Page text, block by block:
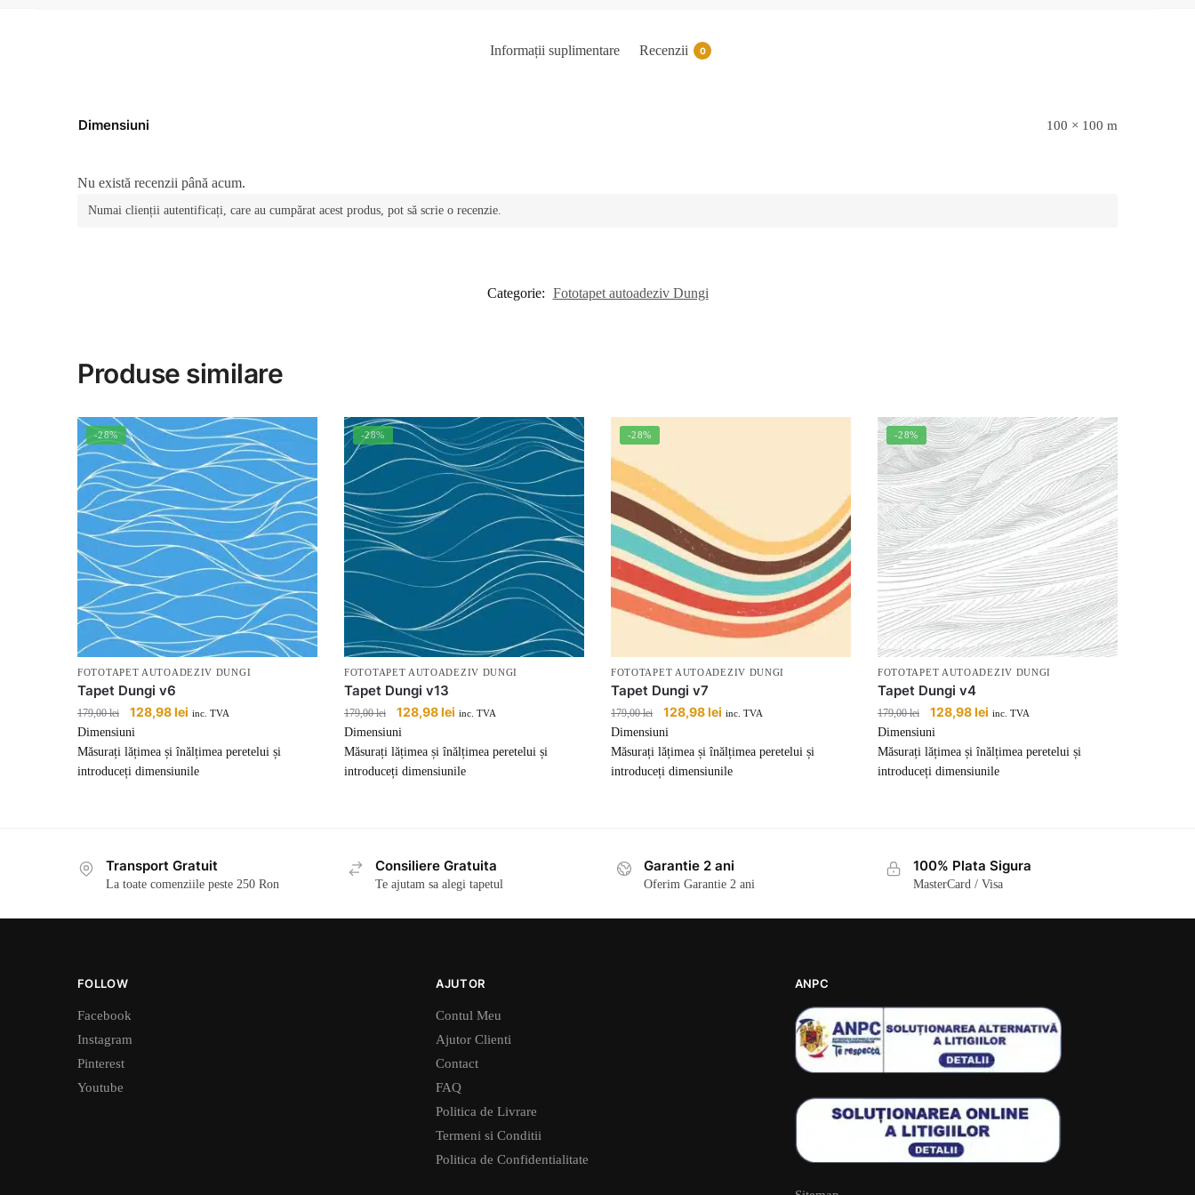
Informații suplimentare Recenzii 0
Dimensiuni 100 × 100 m
Nu există recenzii până acum.
Numai clienții autentificați, care au cumpărat acest produs, pot să scrie o recenzie.
Categorie: Fototapet autoadeziv Dungi
Produse similare
-28%
FOTOTAPET AUTOADEZIV DUNGI
Tapet Dungi v6
179,00lei
Prețul
inițial
a
fost:
128,98lei Prețul
este:
128,98 lei.
inc. TVA
Dimensiuni
Măsurați lățimea și înălțimea peretelui și
introduceți dimensiunile
-28%
FOTOTAPET AUTOADEZIV DUNGI
Tapet Dungi v13
179,00lei
Prețul
inițial
a
fost:
128,98lei Prețul
este:
128,98 lei.
inc. TVA
Dimensiuni
Măsurați lățimea și înălțimea peretelui și
introduceți dimensiunile
-28%
FOTOTAPET AUTOADEZIV DUNGI
Tapet Dungi v7
179,00lei
Prețul
inițial
a
fost:
128,98leiPrețul
este:
128,98 lei.
inc. TVA
Dimensiuni
Măsurați lățimea și înălțimea peretelui și
introduceți dimensiunile
-28%
FOTOTAPET AUTOADEZIV DUNGI
Tapet Dungi v4
179,00lei
Prețul
inițial
a
fost:
128,98leiPrețul
este:
128,98 lei.
inc. TVA
Dimensiuni
Măsurați lățimea și înălțimea peretelui și
introduceți dimensiunile
Transport Gratuit
La toate comenziile peste 250 Ron
Consiliere Gratuita
Te ajutam sa alegi tapetul
Garantie 2 ani
Oferim Garantie 2 ani
100% Plata Sigura
MasterCard / Visa
FOLLOW
Facebook
Instagram
Pinterest
Youtube
AJUTOR
Contul Meu
Ajutor Clienti
Contact
FAQ
Politica de Livrare
Termeni si Conditii
Politica de Confidentialitate
ANPC